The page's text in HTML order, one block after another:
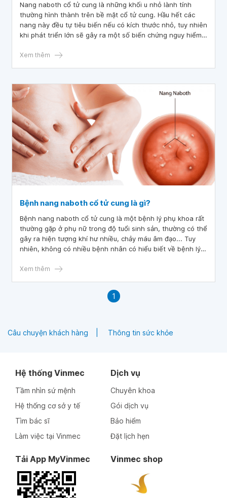
Nang naboth cổ tử cung là những khối u nhỏ lành tính
thường hình thành trên bề mặt cổ tử cung. Hầu hết các
nang này đều tự tiêu biến nếu có kích thước nhỏ, tuy nhiên
khi phát triển lớn sẽ gây ra một số biến chứng nguy hiểm.
sớm để có phương pháp điều trị kịp thời.
Xem thêm
Bệnh nang naboth cổ tử cung là gì?
Bệnh nang naboth cổ tử cung là một bệnh lý phụ khoa rất
thường gặp ở phụ nữ trong độ tuổi sinh sản, thường có thể
gây ra hiện tượng khí hư nhiều, chảy máu âm đạo... Tuy
nhiên, không có nhiều bệnh nhân có hiểu biết về bệnh lý
Xem thêm
1
Câu chuyện khách hàng Thông tin sức khỏe
Hệ thống Vinmec
Tầm nhìn sứ mệnh
Hệ thống cơ sở y tế
Tìm bác sĩ
Làm việc tại Vinmec
Dịch vụ
Chuyên khoa
Gói dịch vụ
Bảo hiểm
Đặt lịch hẹn
Tải App MyVinmec Vinmec shop